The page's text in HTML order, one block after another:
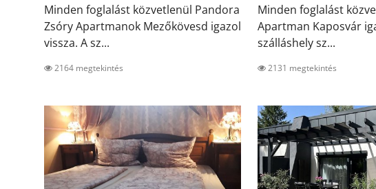
Minden foglalást közvetlenül Pandora
Zsóry Apartmanok Mezőkövesd igazol
vissza. A sz...
2164 megtekintés
Minden foglalást
Apartman Kaposvár
szálláshely sz...
2131 megtekintés